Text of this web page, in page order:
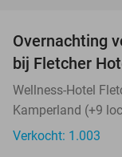
Overnachting
bij Fletcher
Wellness-Hotel
Kamperland (+9
Verkocht: 1.003